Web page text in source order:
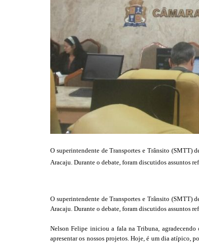
O superintendente de Transportes e Trânsito (SMTT)
Aracaju. Durante o debate, foram discutidos assuntos
O superintendente de Transportes e Trânsito (SMTT)
Aracaju. Durante o debate, foram discutidos assuntos
Nelson Felipe iniciou a fala na Tribuna, agradecendo
apresentar os nossos projetos. Hoje, é um dia atípico,